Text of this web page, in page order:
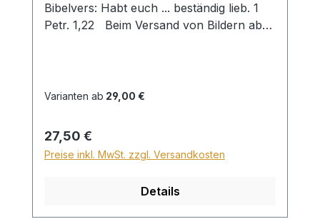
Bibelvers: Habt euch ... beständig lieb. 1
Petr. 1,22 Beim Versand von Bildern ab
Höhe von 28,99€ berechnet. Für den
Sperrgutzuschlag 30€.
Varianten ab 29,00 €
Regulärer Preis:
27,50 €
Preise inkl. MwSt. zzgl. Versandkosten
Details